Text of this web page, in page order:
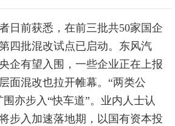
前获悉，在前三批共50家国企
四批混改试点已启动。东风汽
企有望入围，一些企业正在上报
面混改也拉开帷幕。“两类公
亦步入“快车道”。业内人士认
步入加速落地期，以国有资本投